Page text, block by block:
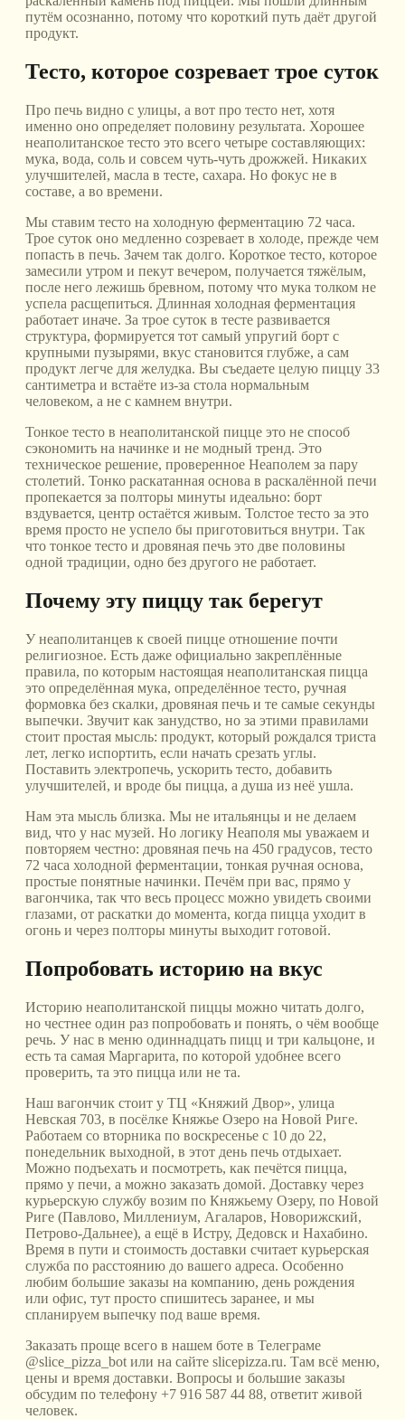
путём осознанно, потому что короткий путь даёт другой
продукт.
Тесто, которое созревает трое суток
Про печь видно с улицы, а вот про тесто нет, хотя
именно оно определяет половину результата. Хорошее
неаполитанское тесто это всего четыре составляющих:
мука, вода, соль и совсем чуть-чуть дрожжей. Никаких
улучшителей, масла в тесте, сахара. Но фокус не в
составе, а во времени.
Мы ставим тесто на холодную ферментацию 72 часа.
Трое суток оно медленно созревает в холоде, прежде чем
попасть в печь. Зачем так долго. Короткое тесто, которое
замесили утром и пекут вечером, получается тяжёлым,
после него лежишь бревном, потому что мука толком не
успела расщепиться. Длинная холодная ферментация
работает иначе. За трое суток в тесте развивается
структура, формируется тот самый упругий борт с
крупными пузырями, вкус становится глубже, а сам
продукт легче для желудка. Вы съедаете целую пиццу 33
сантиметра и встаёте из-за стола нормальным
человеком, а не с камнем внутри.
Тонкое тесто в неаполитанской пицце это не способ
сэкономить на начинке и не модный тренд. Это
техническое решение, проверенное Неаполем за пару
столетий. Тонко раскатанная основа в раскалённой печи
пропекается за полторы минуты идеально: борт
вздувается, центр остаётся живым. Толстое тесто за это
время просто не успело бы приготовиться внутри. Так
что тонкое тесто и дровяная печь это две половины
одной традиции, одно без другого не работает.
Почему эту пиццу так берегут
У неаполитанцев к своей пицце отношение почти
религиозное. Есть даже официально закреплённые
правила, по которым настоящая неаполитанская пицца
это определённая мука, определённое тесто, ручная
формовка без скалки, дровяная печь и те самые секунды
выпечки. Звучит как занудство, но за этими правилами
стоит простая мысль: продукт, который рождался триста
лет, легко испортить, если начать срезать углы.
Поставить электропечь, ускорить тесто, добавить
улучшителей, и вроде бы пицца, а душа из неё ушла.
Нам эта мысль близка. Мы не итальянцы и не делаем
вид, что у нас музей. Но логику Неаполя мы уважаем и
повторяем честно: дровяная печь на 450 градусов, тесто
72 часа холодной ферментации, тонкая ручная основа,
простые понятные начинки. Печём при вас, прямо у
вагончика, так что весь процесс можно увидеть своими
глазами, от раскатки до момента, когда пицца уходит в
огонь и через полторы минуты выходит готовой.
Попробовать историю на вкус
Историю неаполитанской пиццы можно читать долго,
но честнее один раз попробовать и понять, о чём вообще
речь. У нас в меню одиннадцать пицц и три кальцоне, и
есть та самая Маргарита, по которой удобнее всего
проверить, та это пицца или не та.
Наш вагончик стоит у ТЦ «Княжий Двор», улица
Невская 703, в посёлке Княжье Озеро на Новой Риге.
Работаем со вторника по воскресенье с 10 до 22,
понедельник выходной, в этот день печь отдыхает.
Можно подъехать и посмотреть, как печётся пицца,
прямо у печи, а можно заказать домой. Доставку через
курьерскую службу возим по Княжьему Озеру, по Новой
Риге (Павлово, Миллениум, Агаларов, Новорижский,
Петрово-Дальнее), а ещё в Истру, Дедовск и Нахабино.
Время в пути и стоимость доставки считает курьерская
служба по расстоянию до вашего адреса. Особенно
любим большие заказы на компанию, день рождения
или офис, тут просто спишитесь заранее, и мы
спланируем выпечку под ваше время.
Заказать проще всего в нашем боте в Телеграме
@slice_pizza_bot или на сайте slicepizza.ru. Там всё меню,
цены и время доставки. Вопросы и большие заказы
обсудим по телефону +7 916 587 44 88, ответит живой
человек.